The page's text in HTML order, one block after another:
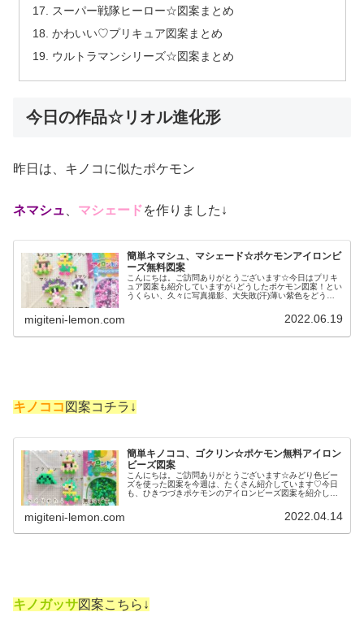
スーパー戦隊ヒーロー☆図案まとめ
かわいい♡プリキュア図案まとめ
ウルトラマンシリーズ☆図案まとめ
今日の作品☆リオル進化形
昨日は、キノコに似たポケモン
ネマシュ マシェードを作りました↓
簡単ネマシュ、マシェード☆ポケモンアイロンビ
ーズ無料図案
こんにちは。ご訪問ありがとうございます☆今日はプリキ
ュア図案も紹介していますが↓どうしたポケモン図案！とい
うくらい、久々に写真撮影、大失敗(汗)薄い紫色をどうキ
migiteni-lemon.com 2022.06.19
キノココ 図案コチラ↓
簡単キノココ、ゴクリン☆ポケモン無料アイロン
ビーズ図案
こんにちは。ご訪問ありがとうございます☆みどり色ビー
ズを使った図案を今週は、たくさん紹介しています♡今日
も、ひきつづきポケモンのアイロンビーズ図案を紹介しま
migiteni-lemon.com 2022.04.14
キノガッサ図案こちら↓